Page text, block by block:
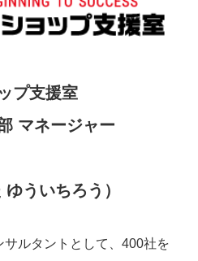
プ支援室
マネージャー
ういちろう）
ルタントとして、400社を